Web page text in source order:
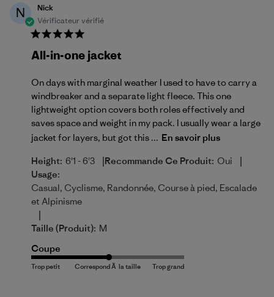
N
Nick
Vérificateur vérifié
All-in-one jacket
On days with marginal weather I used to have to carry a
windbreaker and a separate light fleece. This one
lightweight option covers both roles effectively and
saves space and weight in my pack. I usually wear a large
jacket for layers, but got this ... En savoir plus
Height: 6'1 - 6'3 |Recommande Ce Produit: Oui |
Usage:
Casual, Cyclisme, Randonnée, Course à pied, Escalade
et Alpinisme
|
Taille (produit): M
Coupe